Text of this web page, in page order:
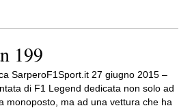
199
SarperoF1Sport.it 27 giugno 2015 –
di F1 Legend dedicata non solo ad
monoposto, ma ad una vettura che ha